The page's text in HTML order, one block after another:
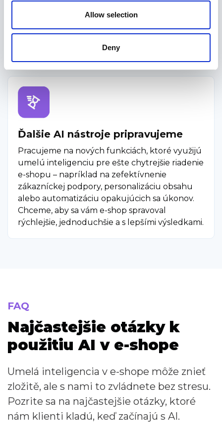
Allow selection
Deny
možnosti ChatGPT priamo pri správe e-shopu.
Viac o Rocketoo AI
Ďalšie AI nástroje pripravujeme
Pracujeme na nových funkciách, ktoré využijú
umelú inteligenciu pre ešte chytrejšie riadenie
e-shopu – napríklad na zefektívnenie
zákazníckej podpory, personalizáciu obsahu
alebo automatizáciu opakujúcich sa úkonov.
Chceme, aby sa vám e-shop spravoval
rýchlejšie, jednoduchšie a s lepšími výsledkami.
FAQ
Najčastejšie otázky k
použitiu AI v e-shope
Umelá inteligencia v e-shope môže znieť
zložitě, ale s nami to zvládnete bez stresu.
Pozrite sa na najčastejšie otázky, ktoré
nám klienti kladú, keď začínajú s AI.